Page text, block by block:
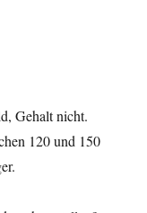
Gehalt nicht.
120 und 150